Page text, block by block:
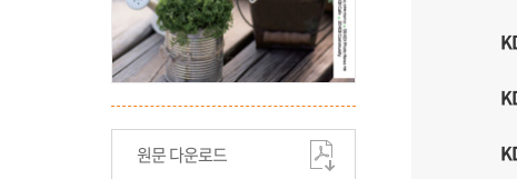
원문 다운로드